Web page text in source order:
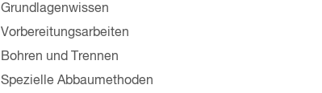
Grundlagenwissen
Vorbereitungsarbeiten
Bohren und Trennen
Spezielle Abbaumethoden